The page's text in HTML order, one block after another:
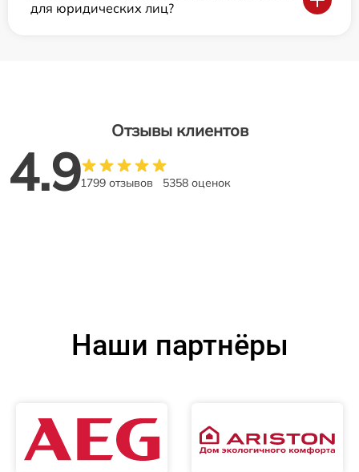
для юридических лиц?
Отзывы клиентов
4.91799 отзывов 5358 оценок
Наши партнёры